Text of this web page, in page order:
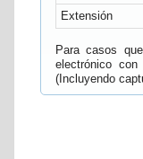
Extensión
Para casos
electrónico
(Incluyendo